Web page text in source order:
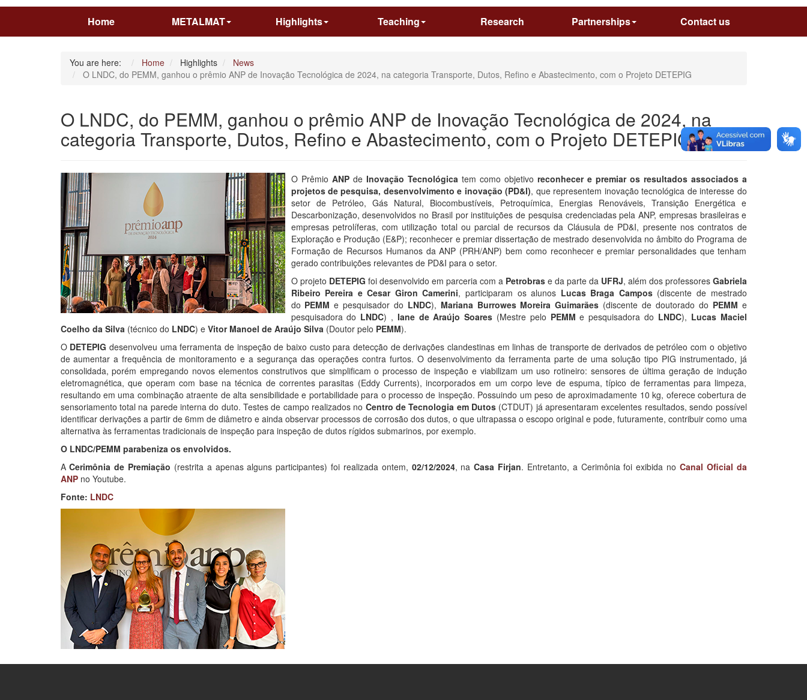
Home METALMAT Highlights Teaching Research Partnerships Contact us
You are here: Home Highlights
News
O LNDC, do PEMM, ganhou o prêmio ANP de Inovação Tecnológica de 2024, na categoria Transporte, Dutos, Refino e Abastecimento, com o Projeto DETEPIG
O LNDC, do PEMM, ganhou o prêmio ANP de Inovação Tecnológica de 2024, na
categoria Transporte, Dutos, Refino e Abastecimento, com o Projeto DETEPIG
O Prêmio ANPdeInovação Tecnológica tem como objetivo reconhecer e premiar os resultados associados a
projetos de pesquisa, desenvolvimento e inovação (PD&I), que representem inovação tecnológica de interesse do
setor de Petróleo, Gás Natural, Biocombustíveis, Petroquímica, Energias Renováveis, Transição Energética e
Descarbonização, desenvolvidos no Brasil por instituições de pesquisa credenciadas pela ANP, empresas brasileiras e
empresas petrolíferas, com utilização total ou parcial de recursos da Cláusula de PD&I, presente nos contratos de
Exploração e Produção (E&P); reconhecer e premiar dissertação de mestrado desenvolvida no âmbito do Programa de
Formação de Recursos Humanos da ANP (PRH/ANP) bem como reconhecer e premiar personalidades que tenham
gerado contribuições relevantes de PD&I para o setor.
O projeto DETEPIG foi desenvolvido em parceria com a Petrobrase da parte da UFRJ, além dos professores Gabriela
Ribeiro Pereira e Cesar Giron Camerini, participaram os alunos Lucas Braga Campos(discente de mestrado
do PEMM e pesquisador do LNDC), Mariana Burrowes Moreira Guimarães (discente de doutorado do PEMM e
pesquisadora do LNDC) , Iane de Araújo Soares (Mestre pelo PEMM e pesquisadora do LNDC), Lucas Maciel
Coelho da Silva (técnico do LNDC) e Vitor Manoel de Araújo Silva (Doutor pelo PEMM).
O DETEPIG desenvolveu uma ferramenta de inspeção de baixo custo para detecção de derivações clandestinas em linhas de transporte de derivados de petróleo com o objetivo
de aumentar a frequência de monitoramento e a segurança das operações contra furtos. O desenvolvimento da ferramenta parte de uma solução tipo PIG instrumentado, já
consolidada, porém empregando novos elementos construtivos que simplificam o processo de inspeção e viabilizam um uso rotineiro: sensores de última geração de indução
eletromagnética, que operam com base na técnica de correntes parasitas (Eddy Currents), incorporados em um corpo leve de espuma, típico de ferramentas para limpeza,
resultando em uma combinação atraente de alta sensibilidade e portabilidade para o processo de inspeção. Possuindo um peso de aproximadamente 10 kg, oferece cobertura de
sensoriamento total na parede interna do duto. Testes de campo realizados no Centro de Tecnologia em Dutos (CTDUT) já apresentaram excelentes resultados, sendo possível
identificar derivações a partir de 6mm de diâmetro e ainda observar processos de corrosão dos dutos, o que ultrapassa o escopo original e pode, futuramente, contribuir como uma
alternativa às ferramentas tradicionais de inspeção para inspeção de dutos rígidos submarinos, por exemplo.
O LNDC/PEMM parabeniza os envolvidos.
ACerimônia de Premiação (restrita a apenas alguns participantes) foi realizada ontem, 02/12/2024, naCasa Firjan. Entretanto, a Cerimônia foi exibida no Canal Oficial da
ANPno Youtube.
Fonte: LNDC